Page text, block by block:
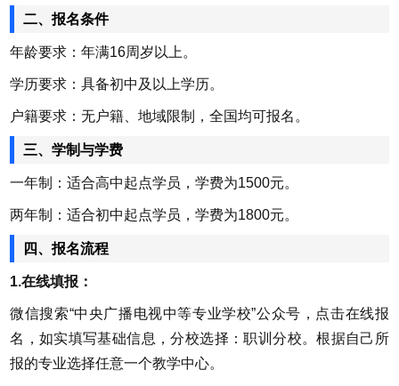
二、报名条件
年龄要求：年满16周岁以上。
学历要求：具备初中及以上学历。
户籍要求：无户籍、地域限制，全国均可报名。
三、学制与学费
一年制：适合高中起点学员，学费为1500元。
两年制：适合初中起点学员，学费为1800元。
四、报名流程
1.在线填报：
微信搜索“中央广播电视中等专业学校”公众号，点击在线报
名，如实填写基础信息，分校选择：职训分校。根据自己所
报的专业选择任意一个教学中心。